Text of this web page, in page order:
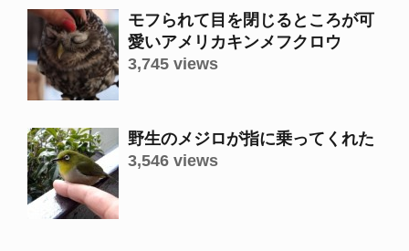
モフられて目を閉じるところが可
愛いアメリカキンメフクロウ
3,745 views
野生のメジロが指に乗ってくれた
3,546 views